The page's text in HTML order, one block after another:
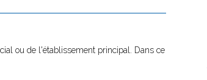
ou de l'établissement principal. Dans ce